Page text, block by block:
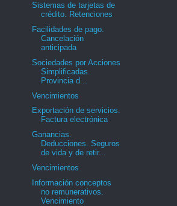
Sistemas de tarjetas de
crédito. Retenciones
Facilidades de pago.
Cancelación
anticipada
Sociedades por Acciones
Simplificadas.
Provincia d...
Vencimientos
Exportación de servicios.
Factura electrónica
Ganancias.
Deducciones. Seguros
de vida y de retir...
Vencimientos
Información conceptos
no remunerativos.
Vencimiento